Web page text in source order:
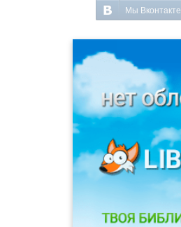
Мы Вконтакте